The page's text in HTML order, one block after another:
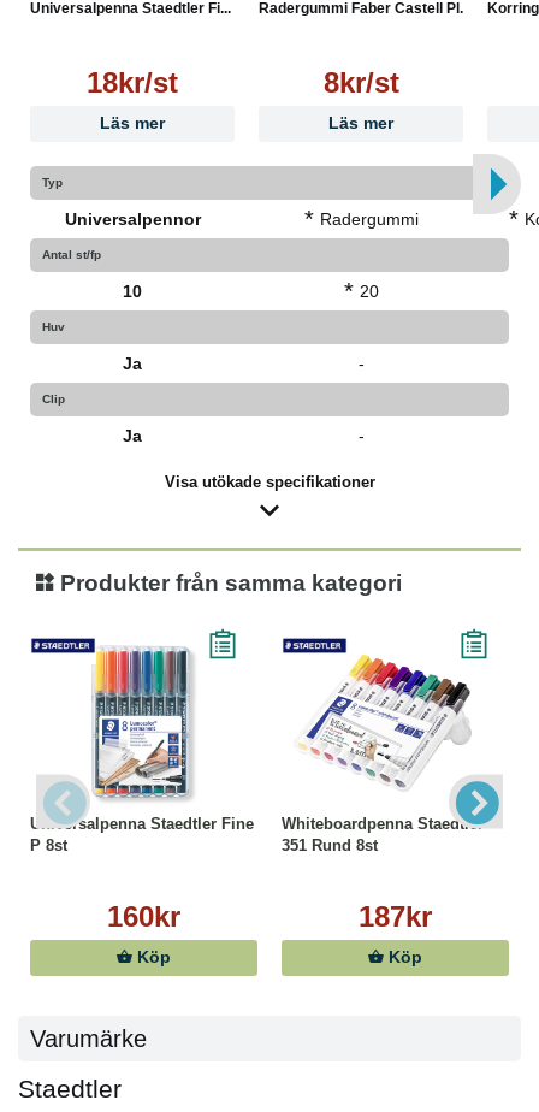
Universalpenna Staedtler Fi...
18kr/st
Läs mer
Radergummi Faber Castell Pl...
8kr/st
Läs mer
Typ
Universalpennor * Radergummi *
Antal st/fp
10 * 20
Huv
Ja -
Clip
Ja -
Visa utökade specifikationer
Produkter från samma kategori
Universalpenna Staedtler Fine
P 8st
160kr
Köp
Whiteboardpenna Staedtler
351 Rund 8st
187kr
Köp
Varumärke
Staedtler